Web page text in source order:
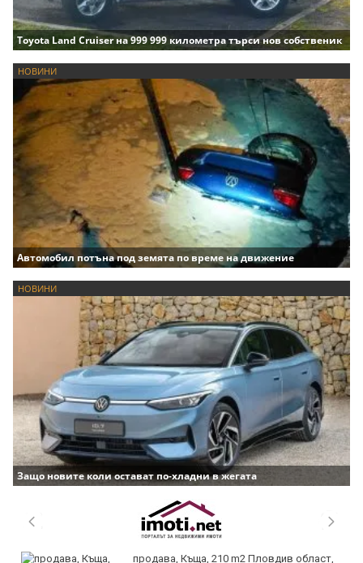
Toyota Land Cruiser на 999 999 километра търси нов собственик
НОВИНИ
Автомобил потъна под земята по време на движение
НОВИНИ
Защо новите коли остават по-хладни в жегата
продава, Къща, 210 m2 Пловдив област,